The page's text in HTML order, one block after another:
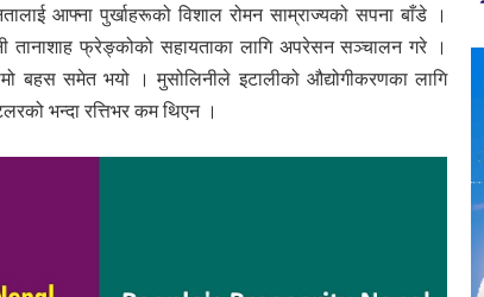
आफ्ना पुर्खाहरूको विशाल रोमन साम्राज्यको सपना बाँडे ।
फ्रेङ्कोको सहायताका लागि अपरेसन सञ्चालन गरे ।
बहस समेत भयो । मुसोलिनीले इटालीको औद्योगीकरणका लागि
भन्दा रत्तिभर कम थिएन ।